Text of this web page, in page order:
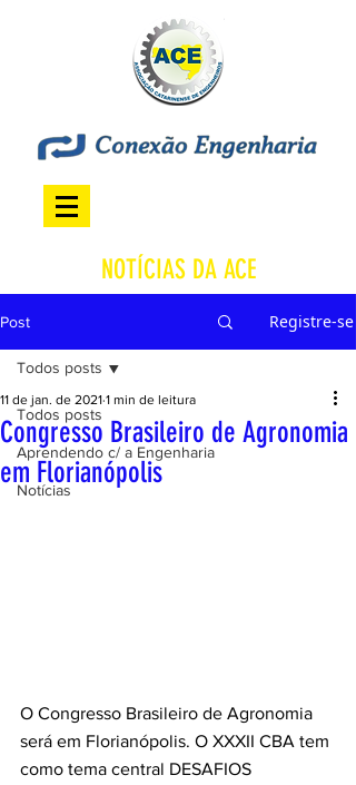
NOTÍCIAS DA ACE
Post Registre-se
Todos posts
Aprendendo c/ a Engenharia
Notícias
Todos posts
Congresso Brasileiro de Agronomia
em Florianópolis
11 de jan. de 2021 1 min de leitura
O Congresso Brasileiro de Agronomia
será em Florianópolis. O XXXII CBA tem
como tema central DESAFIOS